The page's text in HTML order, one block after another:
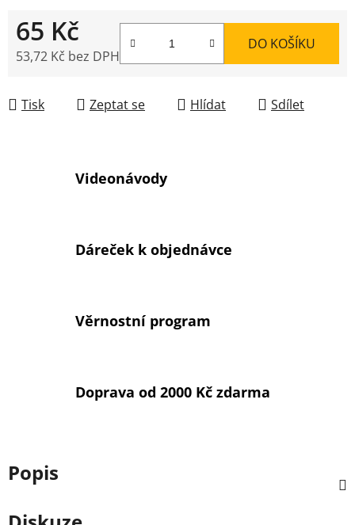
65 Kč
53,72 Kč bez DPH
DO KOŠÍKU
Tisk Zeptat se Hlídat Sdílet
Videonávody
Dáreček k objednávce
Věrnostní program
Doprava od 2000 Kč zdarma
Popis